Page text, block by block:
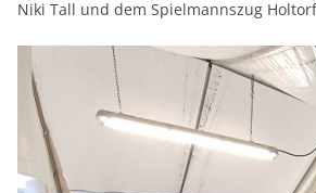
Niki Tall und dem Spielmannszug